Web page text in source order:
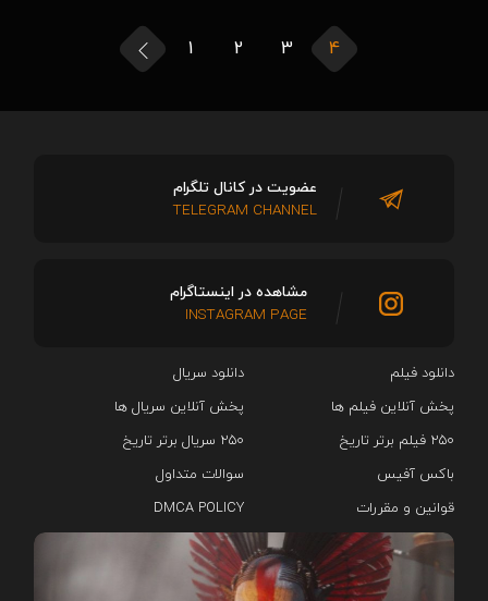
1 2 3 4
دانلود فیلم
دانلود سریال‌
پخش آنلاین فیلم ها
پخش آنلاین سریال ها
۲۵۰ فیلم برتر تاریخ
۲۵۰ سریال برتر تاریخ
باکس آفیس
سوالات متداول
قوانین و مقررات
DMCA POLICY
عضویت در کانال تلگرام
TELEGRAM CHANNEL
مشاهده در اینستاگرام
INSTAGRAM PAGE